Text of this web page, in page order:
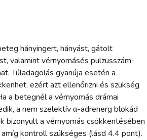
hányingert, hányást, gátolt
valamint vérnyomásés pulzusszám-
Túladagolás gyanúja esetén a
ezért azt ellenőrizni és szükség
a betegnél a vérnyomás drámai
a nem szelektív α-adrenerg blokád
bizonyult a vérnyomás csökkentésében
kontroll szükséges (lásd 4.4 pont).